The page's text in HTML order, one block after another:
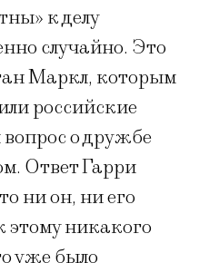
к делу
случайно. Это
Маркл, которым
российские
о дружбе
Ответ Гарри
ни он, ни его
этому никакого
уже было